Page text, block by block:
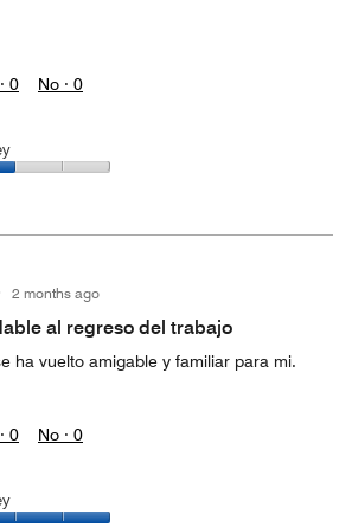
0 No · 0
2 months ago
al regreso del trabajo
ha vuelto amigable y familiar para mi.
0 No · 0